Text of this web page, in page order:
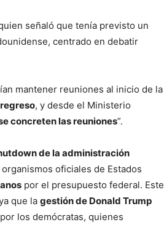
señaló que tenía previsto un
centrado en debatir
mantener reuniones al inicio de la
, y desde el Ministerio
concreten las reuniones”.
de la administración
oficiales de Estados
por el presupuesto federal. Este
que la gestión de Donald Trump
los demócratas, quienes